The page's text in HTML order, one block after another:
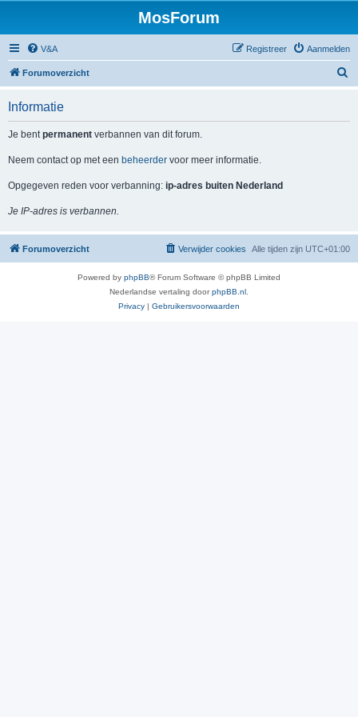
MosForum
V&A Aanmelden
Registreer
Forumoverzicht
Informatie
Je bentpermanent verbannen van dit forum.
Neem contact op met een beheerder voor meer informatie.
Opgegeven reden voor verbanning: ip-adres buiten Nederland
Je IP-adres is verbannen.
Forumoverzicht Alle tijden zijn UTC+01:00
Verwijder cookies
Powered by phpBB® Forum Software © phpBB Limited
Nederlandse vertaling doorphpBB.nl
Privacy | Gebruikersvoorwaarden